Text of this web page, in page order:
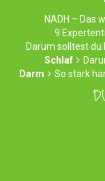
NADH – Das
9
Darum solltest
Schlaf
Darm
So stark